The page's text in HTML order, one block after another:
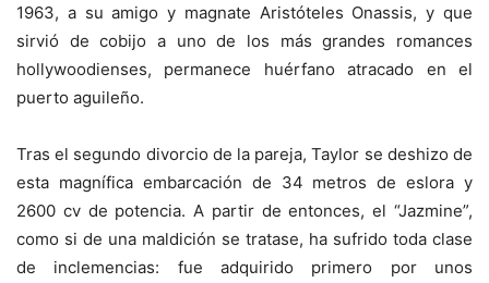
1963, a su amigo y magnate Aristóteles Onassis, y que
sirvió de cobijo a uno de los más grandes romances
hollywoodienses, permanece huérfano atracado en el
puerto aguileño.
Tras el segundo divorcio de la pareja, Taylor se deshizo de
esta magnífica embarcación de 34 metros de eslora y
2600 cv de potencia. A partir de entonces, el “Jazmine”,
como si de una maldición se tratase, ha sufrido toda clase
de inclemencias: fue adquirido primero por unos